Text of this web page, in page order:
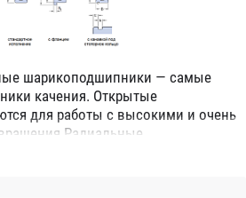
шарикоподшипники — самые
качения. Открытые
для работы с высокими и очень
2Z ZZ с обеих сторон